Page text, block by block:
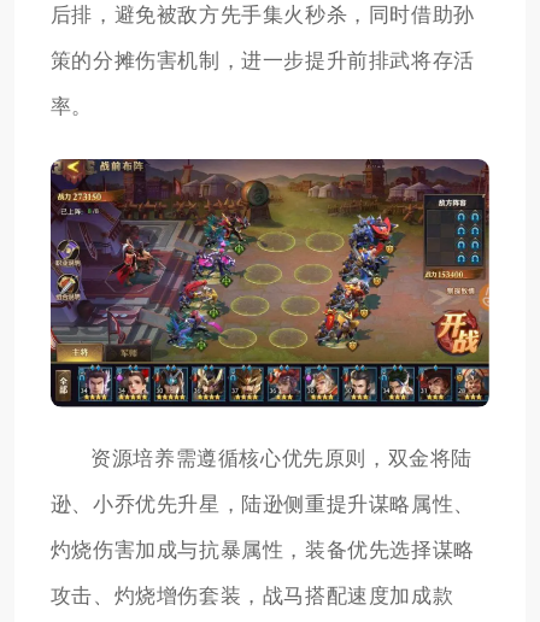
后排，避免被敌方先手集火秒杀，同时借助孙
策的分摊伤害机制，进一步提升前排武将存活
率。
资源培养需遵循核心优先原则，双金将陆
逊、小乔优先升星，陆逊侧重提升谋略属性、
灼烧伤害加成与抗暴属性，装备优先选择谋略
攻击、灼烧增伤套装，战马搭配速度加成款